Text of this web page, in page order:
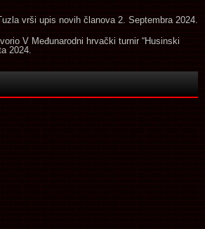
vrši upis novih članova 2. Septembra 2024.
V Međunarodni hrvački turnir “Husinski
2024.